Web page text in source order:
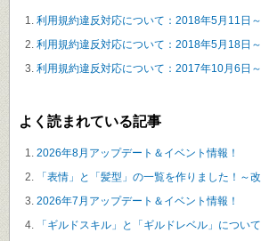
利用規約違反対応について：2018年5月11日
利用規約違反対応について：2018年5月18日
利用規約違反対応について：2017年10月6日
よく読まれている記事
2026年8月アップデート＆イベント情報！
「表情」と「髪型」の一覧を作りました！～
2026年7月アップデート＆イベント情報！
「ギルドスキル」と「ギルドレベル」について